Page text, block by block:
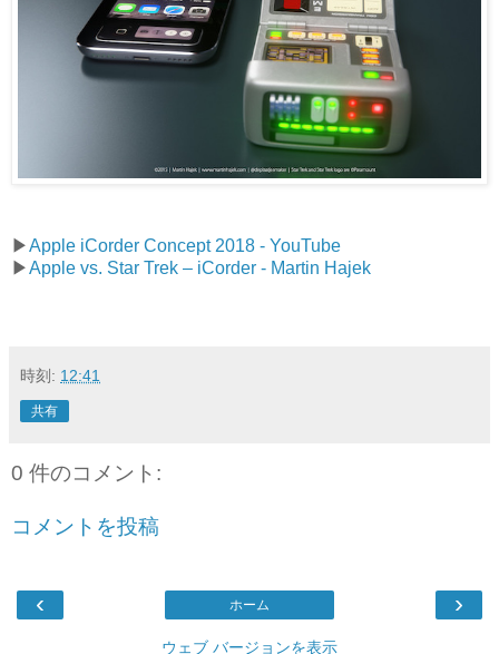
▶︎Apple iCorder Concept 2018 - YouTube
▶︎Apple vs. Star Trek – iCorder - Martin Hajek
時刻: 12:41
共有
0 件のコメント:
コメントを投稿
‹ ›
ホーム
ウェブ バージョンを表示